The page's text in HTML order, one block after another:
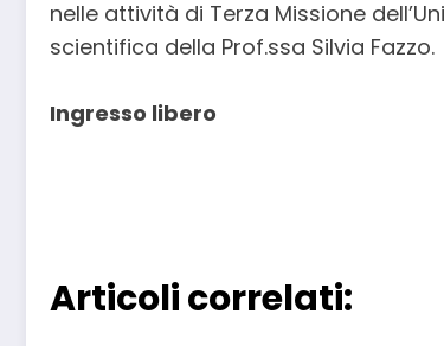
nelle attività di Terza Missione
scientifica della Prof.ssa Silvia Fazzo.
Ingresso libero
Articoli correlati: